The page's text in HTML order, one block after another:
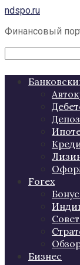
Перейти
контенту
ndspo.ru
Финансовый
Поиск:
Forex
Бизнес